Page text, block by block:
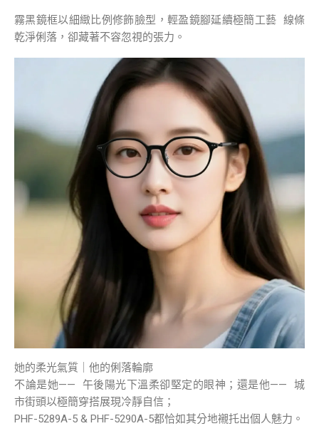
霧黑鏡框以細緻比例修飾臉型，輕盈鏡腳延續極簡工藝 線條
乾淨俐落，卻藏著不容忽視的張力。
她的柔光氣質｜他的俐落輪廓
不論是她—— 午後陽光下溫柔卻堅定的眼神；還是他—— 城
市街頭以極簡穿搭展現冷靜自信；
PHF-5289A-5 & PHF-5290A-5都恰如其分地襯托出個人魅力。